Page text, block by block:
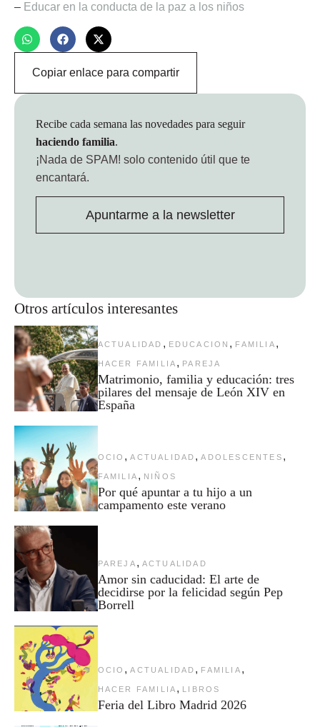
– Educar en la conducta de la paz a los niños
Copiar enlace para compartir
Otros artículos interesantes
ACTUALIDAD , EDUCACION , FAMILIA ,
HACER FAMILIA , PAREJA
Matrimonio, familia y educación: tres
pilares del mensaje de León XIV en
España
OCIO , ACTUALIDAD , ADOLESCENTES ,
FAMILIA , NIÑOS
Por qué apuntar a tu hijo a un
campamento este verano
PAREJA , ACTUALIDAD
Amor sin caducidad: El arte de
decidirse por la felicidad según Pep
Borrell
OCIO , ACTUALIDAD , FAMILIA ,
HACER FAMILIA , LIBROS
Feria del Libro Madrid 2026
Recibe cada semana las novedades para seguir
haciendo familia.
¡Nada de SPAM! solo contenido útil que te
encantará.
Apuntarme a la newsletter